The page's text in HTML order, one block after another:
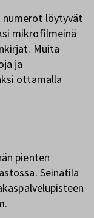
numerot löytyvät
mikrofilmeinä
Muita
ja
ottamalla
pienten
Seinätila